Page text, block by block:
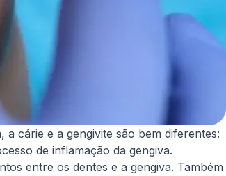
cárie e a gengivite são bem diferentes:
de inflamação da gengiva.
entre os dentes e a gengiva. Também